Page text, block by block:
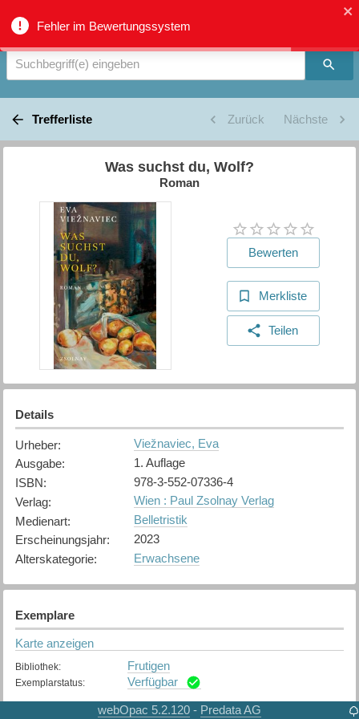
Fehler im Bewertungssystem
Verbundkatalog Region Thun - Oberland - Suche
Suchbegriff(e) eingeben
Trefferliste Zurück Nächste
Was suchst du, Wolf?
Roman
Bewerten
Merkliste
Teilen
Details
Urheber:
Viežnaviec, Eva
Ausgabe:
1. Auflage
ISBN:
978-3-552-07336-4
Verlag:
Wien : Paul Zsolnay Verlag
Medienart:
Belletristik
Erscheinungsjahr:
2023
Alterskategorie: Erwachsene
Exemplare
Karte anzeigen
Bibliothek: Frutigen
Exemplarstatus: Verfügbar
Thun
webOpac 5.2.120 - Predata AG